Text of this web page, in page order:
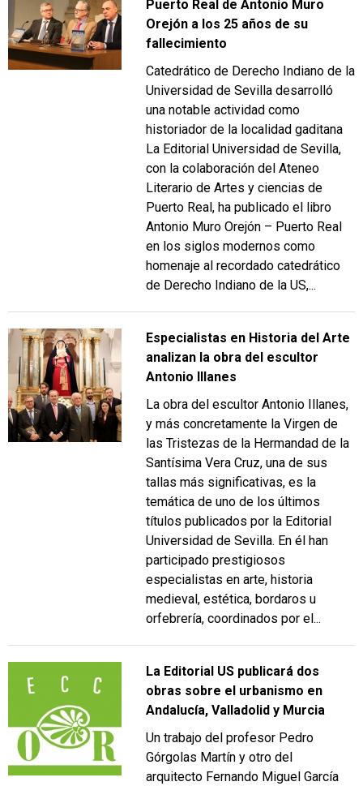
Puerto Real de Antonio Muro
Orejón a los 25 años de su
fallecimiento
Catedrático de Derecho Indiano de la
Universidad de Sevilla desarrolló
una notable actividad como
historiador de la localidad gaditana
La Editorial Universidad de Sevilla,
con la colaboración del Ateneo
Literario de Artes y ciencias de
Puerto Real, ha publicado el libro
Antonio Muro Orejón – Puerto Real
en los siglos modernos como
homenaje al recordado catedrático
de Derecho Indiano de la US,...
Especialistas en Historia del Arte
analizan la obra del escultor
Antonio Illanes
La obra del escultor Antonio Illanes,
y más concretamente la Virgen de
las Tristezas de la Hermandad de la
Santísima Vera Cruz, una de sus
tallas más significativas, es la
temática de uno de los últimos
títulos publicados por la Editorial
Universidad de Sevilla. En él han
participado prestigiosos
especialistas en arte, historia
medieval, estética, bordaros u
orfebrería, coordinados por el...
La Editorial US publicará dos
obras sobre el urbanismo en
Andalucía, Valladolid y Murcia
Un trabajo del profesor Pedro
Górgolas Martín y otro del
arquitecto Fernando Miguel García